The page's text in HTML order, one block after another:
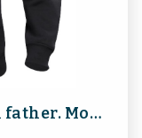
Worlds Best farter, I mean father. Morsom genser til pappa